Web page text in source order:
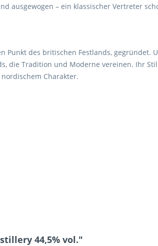
ausgewogen – ein klassischer Vertreter
Punkt des britischen Festlands, gegründet.
die Tradition und Moderne vereinen. Ihr
Charakter.
44,5% vol."